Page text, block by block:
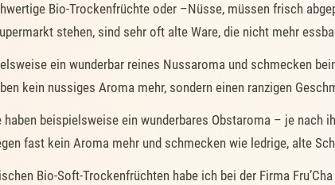
Bio-Trockenfrüchte oder –Nüsse, müssen frisch
stehen, sind sehr oft alte Ware, die nicht mehr
ein wunderbar reines Nussaroma und schmecken
kein nussiges Aroma mehr, sondern einen ranzigen
beispielsweise ein wunderbares Obstaroma – je
fast kein Aroma mehr und schmecken wie ledrige, alte
Bio-Soft-Trockenfrüchten habe ich bei der Firma